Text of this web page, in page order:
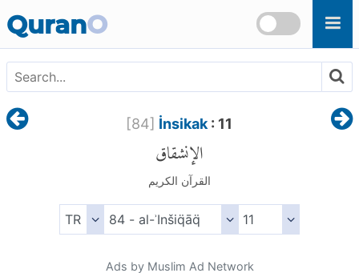
QuranO
[84] İnsikak: 11
الإنشقاق
القرآن الكريم
Ads by Muslim Ad Network